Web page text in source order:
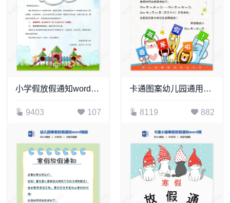
小学假放假通知word模板
9403 107
卡通图案幼儿园通用放假通知word模板
8119 882